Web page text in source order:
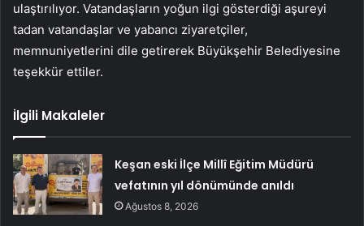
ulaştırılıyor. Vatandaşların yoğun ilgi gösterdiği aşureyi
tadan vatandaşlar ve yabancı ziyaretçiler,
memnuniyetlerini dile getirerek Büyükşehir Belediyesine
teşekkür ettiler.
İlgili Makaleler
Keşan eski İlçe Millî Eğitim Müdürü
vefatının yıl dönümünde anıldı
Ağustos 8, 2026